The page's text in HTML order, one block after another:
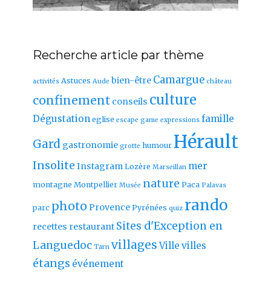
Recherche article par thème
activités Astuces Aude bien-être Camargue château
confinement conseils culture
Dégustation eglise escape game expressions famille
Gard gastronomie grotte humour Hérault
Insolite Instagram Lozère Marseillan mer
montagne Montpellier Musée nature Paca Palavas
parc photoProvence Pyrénées quiz rando
recettes restaurant Sites d'Exception en
Languedoc Tarn villages Ville villes
étangs événement